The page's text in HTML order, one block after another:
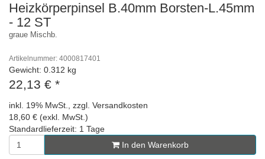
Heizkörperpinsel B.40mm Borsten-L.45mm
- 12 ST
graue Mischb.
Artikelnummer: 4000817401
Gewicht: 0.312 kg
22,13 € *
inkl. 19% MwSt., zzgl. Versandkosten
18,60 € (exkl. MwSt.)
Standardlieferzeit: 1 Tage
In den Warenkorb